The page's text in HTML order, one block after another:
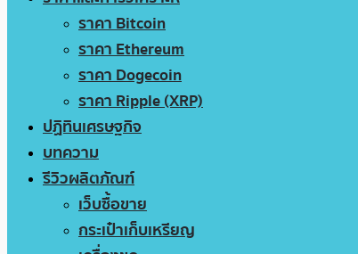
ราคา Bitcoin
ราคา Ethereum
ราคา Dogecoin
ราคา Ripple (XRP)
ปฏิทินเศรษฐกิจ
บทความ
รีวิวผลิตภัณฑ์
เว็บซื้อขาย
กระเป๋าเก็บเหรียญ